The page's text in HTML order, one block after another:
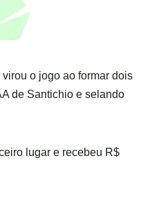
o jogo ao formar dois
de Santichio e selando
lugar e recebeu R$